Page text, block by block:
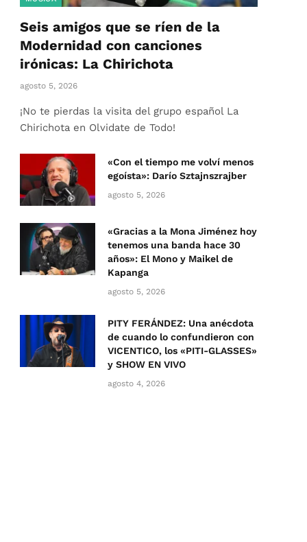
Seis amigos que se ríen de la
Modernidad con canciones
irónicas: La Chirichota
agosto 5, 2026
¡No te pierdas la visita del grupo español La
Chirichota en Olvidate de Todo!
«Con el tiempo me volví menos
egoísta»: Darío Sztajnszrajber
agosto 5, 2026
«Gracias a la Mona Jiménez hoy
tenemos una banda hace 30
años»: El Mono y Maikel de
Kapanga
agosto 5, 2026
PITY FERÁNDEZ: Una anécdota
de cuando lo confundieron con
VICENTICO, los «PITI-GLASSES»
y SHOW EN VIVO
agosto 4, 2026